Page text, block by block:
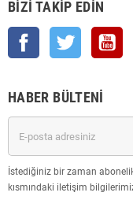
BIZI TAKIP EDIN
Facebook Twitter
HABER BÜLTENI
İstediğiniz bir zaman
kısmındaki iletişim